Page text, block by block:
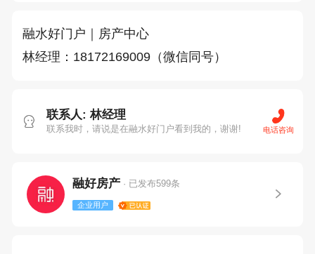
融水好门户｜房产中心
林经理：18172169009（微信同号）
联系人: 林经理
联系我时，请说是在融水好门户看到我的，谢谢! 电话咨询
融好房产 · 已发布599条
企业用户